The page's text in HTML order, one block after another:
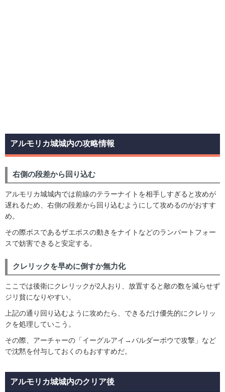
アルモリカ城城内の攻略情報
右側の段差から回り込む
アルモリカ城城内では前線のテラーナイトを相手しすぎると攻めが
遅れるため、右側の段差から回り込むようにして攻めるのがおすす
め。
その際ボスであるザエボスの動きをナイトなどのランパートフォー
スで妨害できると安定する。
クレリックを早めに倒すか無力化
ここでは後衛にクレリックが2人おり、放置すると敵の数を減らせず
ジリ貧になりやすい。
上記の通り回り込むように攻めたら、できるだけ優先的にクレリッ
クを処理していこう。
その際、アーチャーの「イーグルアイ→バルダーボウで攻撃」など
で沈黙を付与しておくのもおすすめだ。
アルモリカ城城内のクリア後